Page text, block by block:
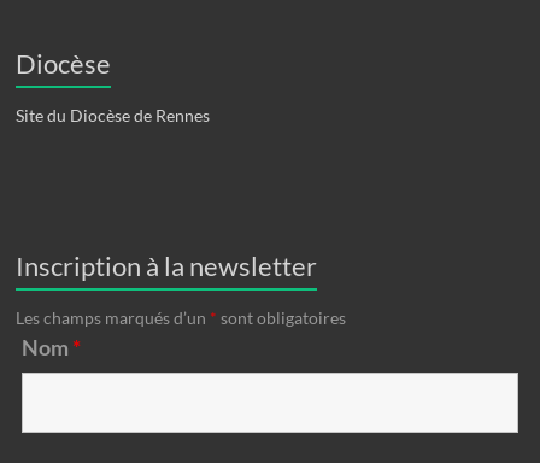
Diocèse
Site du Diocèse de Rennes
Inscription à la newsletter
Les champs marqués d’un * sont obligatoires
Nom *